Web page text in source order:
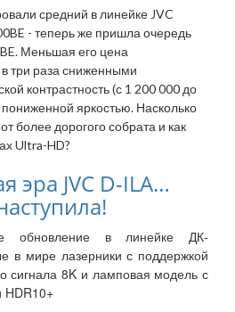
средний в линейке JVC
- теперь же пришла очередь
Меньшая его цена
три раза сниженными
контрастность (с 1 200 000 до
яркостью. Насколько
более дорогого собрата и как
Ultra-HD?
эра JVС D-ILA…
обновление в линейке ДК-
в мире лазерники с поддержкой
сигнала 8K и ламповая модель с
HDR10+